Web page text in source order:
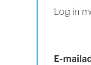
Log in
E-